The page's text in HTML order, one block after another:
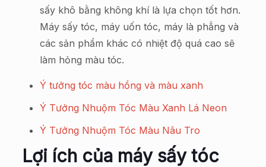
sấy khô bằng không khí là lựa chọn tốt hơn.
Máy sấy tóc, máy uốn tóc, máy là phẳng và
các sản phẩm khác có nhiệt độ quá cao sẽ
làm hỏng màu tóc.
Ý tưởng tóc màu hồng và màu xanh
Ý Tưởng Nhuộm Tóc Màu Xanh Lá Neon
Ý Tưởng Nhuộm Tóc Màu Nâu Tro
Lợi ích của máy sấy tóc